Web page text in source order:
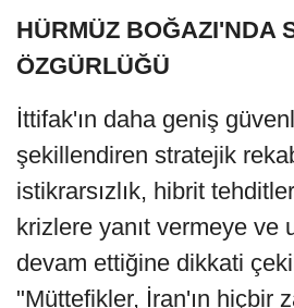
HÜRMÜZ BOĞAZI'NDA
ÖZGÜRLÜĞÜ
İttifak'ın daha geniş
şekillendiren stratejik
istikrarsızlık, hibrit
krizlere yanıt vermeye ve
devam ettiğine dikkati
"Müttefikler, İran'ın hiçbir